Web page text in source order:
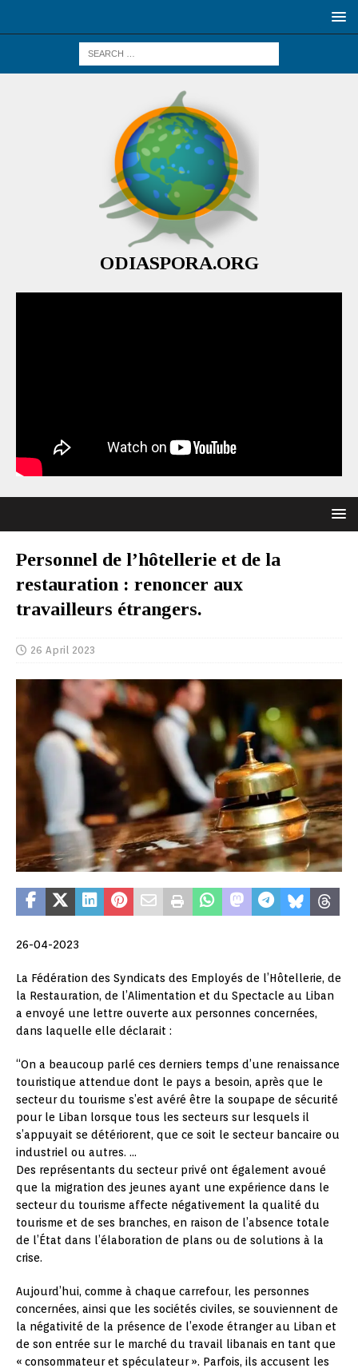
ODIASPORA.ORG
Personnel de l’hôtellerie et de la
restauration : renoncer aux
travailleurs étrangers.
26 April 2023
26-04-2023
La Fédération des Syndicats des Employés de l’Hôtellerie, de
la Restauration, de l’Alimentation et du Spectacle au Liban
a envoyé une lettre ouverte aux personnes concernées,
dans laquelle elle déclarait :
“On a beaucoup parlé ces derniers temps d’une renaissance
touristique attendue dont le pays a besoin, après que le
secteur du tourisme s’est avéré être la soupape de sécurité
pour le Liban lorsque tous les secteurs sur lesquels il
s’appuyait se détériorent, que ce soit le secteur bancaire ou
industriel ou autres. …
Des représentants du secteur privé ont également avoué
que la migration des jeunes ayant une expérience dans le
secteur du tourisme affecte négativement la qualité du
tourisme et de ses branches, en raison de l’absence totale
de l’État dans l’élaboration de plans ou de solutions à la
crise.
Aujourd’hui, comme à chaque carrefour, les personnes
concernées, ainsi que les sociétés civiles, se souviennent de
la négativité de la présence de l’exode étranger au Liban et
de son entrée sur le marché du travail libanais en tant que
« consommateur et spéculateur ». Parfois, ils accusent les